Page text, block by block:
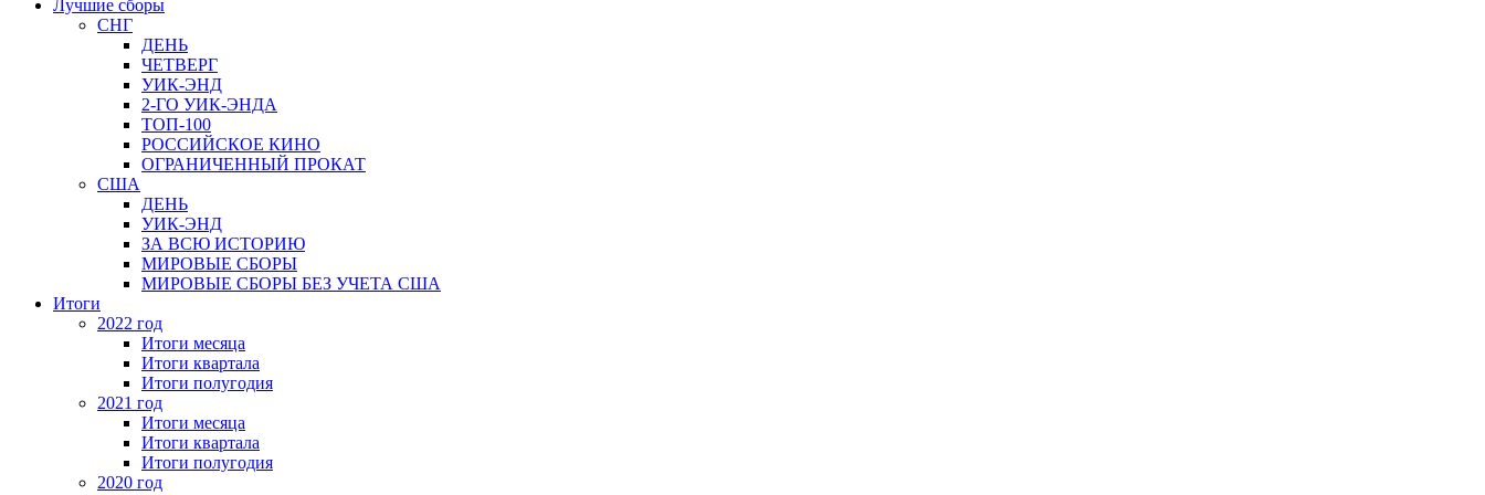
Лучшие сборы
СНГ
ДЕНЬ
ЧЕТВЕРГ
УИК-ЭНД
2-ГО УИК-ЭНДА
ТОП-100
РОССИЙСКОЕ КИНО
ОГРАНИЧЕННЫЙ ПРОКАТ
США
ДЕНЬ
УИК-ЭНД
ЗА ВСЮ ИСТОРИЮ
МИРОВЫЕ СБОРЫ
МИРОВЫЕ СБОРЫ БЕЗ УЧЕТА США
Итоги
2022 год
Итоги месяца
Итоги квартала
Итоги полугодия
2021 год
Итоги месяца
Итоги квартала
Итоги полугодия
2020 год